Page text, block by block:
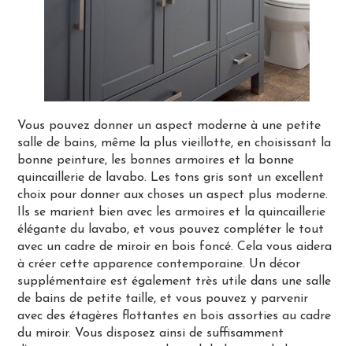
Vous pouvez donner un aspect moderne à une petite
salle de bains, même la plus vieillotte, en choisissant la
bonne peinture, les bonnes armoires et la bonne
quincaillerie de lavabo. Les tons gris sont un excellent
choix pour donner aux choses un aspect plus moderne.
Ils se marient bien avec les armoires et la quincaillerie
élégante du lavabo, et vous pouvez compléter le tout
avec un cadre de miroir en bois foncé. Cela vous aidera
à créer cette apparence contemporaine. Un décor
supplémentaire est également très utile dans une salle
de bains de petite taille, et vous pouvez y parvenir
avec des étagères flottantes en bois assorties au cadre
du miroir. Vous disposez ainsi de suffisamment